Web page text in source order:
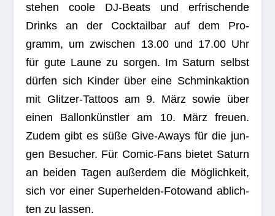
ste­hen coole DJ-Beats und erfri­schende
Drinks an der Cock­tail­bar auf dem Pro­
gramm, um zwi­schen 13.00 und 17.00 Uhr
für gute Laune zu sor­gen. Im Saturn selbst
dür­fen sich Kin­der über eine Schmink­ak­tion
mit Glit­zer-Tat­toos am 9. März sowie über
einen Bal­lon­künst­ler am 10. März freuen.
Zudem gibt es süße Give-Aways für die jun­
gen Besu­cher. Für Comic-Fans bie­tet Saturn
an bei­den Tagen außer­dem die Mög­lich­keit,
sich vor einer Super­hel­den-Foto­wand ablich­
ten zu lassen.